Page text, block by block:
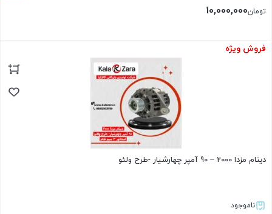
تومان10,000,000
بستن
فروش ویژه
دینام مزدا 2000 – 90 آمپر چهارشیار -طرح ولئو
ناموجود